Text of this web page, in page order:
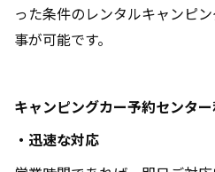
った条件のレンタルキャンピ
事が可能です。
キャンピングカー予約センタ
・迅速な対応